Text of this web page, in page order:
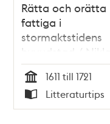
Rätta och orätta
fattiga i
stormaktstidens
huvudstad / Niklas
Ericsson
Tid
1611 till 1721
Typ
Litteraturtips